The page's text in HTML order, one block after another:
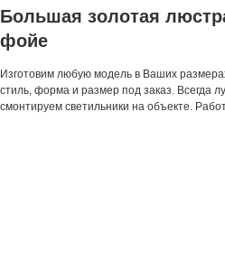
Большая золотая
фойе
Изготовим любую модель в Ваших
стиль, форма и размер под заказ. Всегда
смонтируем светильники на объекте.